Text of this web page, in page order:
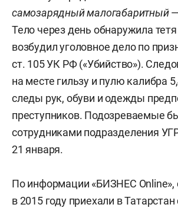
самозарядный малогабаритный—
Тело через день обнаружила
возбудил уголовное дело по
ст. 105 УК РФ («Убийство»).
на месте гильзу и пулю калибра
следы рук, обуви и одежды
преступников. Подозреваемые
сотрудниками подразделения
21 января.
По информации «БИЗНЕС Online»,
в 2015 году приехали в